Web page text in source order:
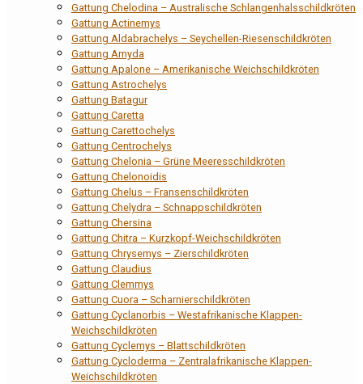
Gattung Chelodina – Australische Schlangenhalsschildkröten
Gattung Actinemys
Gattung Aldabrachelys – Seychellen-Riesenschildkröten
Gattung Amyda
Gattung Apalone – Amerikanische Weichschildkröten
Gattung Astrochelys
Gattung Batagur
Gattung Caretta
Gattung Carettochelys
Gattung Centrochelys
Gattung Chelonia – Grüne Meeresschildkröten
Gattung Chelonoidis
Gattung Chelus – Fransenschildkröten
Gattung Chelydra – Schnappschildkröten
Gattung Chersina
Gattung Chitra – Kurzkopf-Weichschildkröten
Gattung Chrysemys – Zierschildkröten
Gattung Claudius
Gattung Clemmys
Gattung Cuora – Scharnierschildkröten
Gattung Cyclanorbis – Westafrikanische Klappen-
Weichschildkröten
Gattung Cyclemys – Blattschildkröten
Gattung Cycloderma – Zentralafrikanische Klappen-
Weichschildkröten